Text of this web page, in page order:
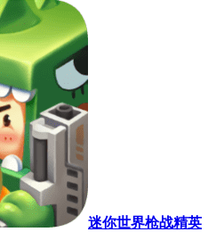
迷你世界枪战精英